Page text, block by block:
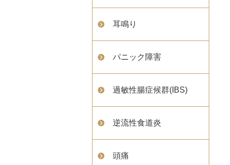
耳鳴り
パニック障害
過敏性腸症候群(IBS)
逆流性食道炎
頭痛